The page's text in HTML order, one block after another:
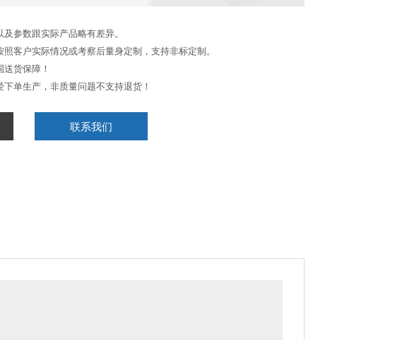
参数跟实际产品略有差异。
客户实际情况或考察后量身定制，支持非标定制。
货保障！
单生产，非质量问题不支持退货！
联系我们